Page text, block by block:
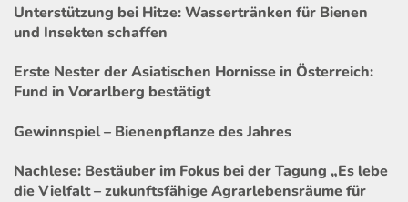
Unterstützung bei Hitze: Wassertränken für Bienen
und Insekten schaffen
Erste Nester der Asiatischen Hornisse in Österreich:
Fund in Vorarlberg bestätigt
Gewinnspiel – Bienenpflanze des Jahres
Nachlese: Bestäuber im Fokus bei der Tagung „Es lebe
die Vielfalt – zukunftsfähige Agrarlebensräume für